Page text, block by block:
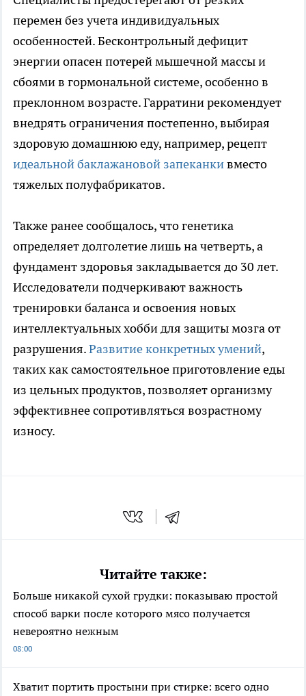
перемен без учета индивидуальных
особенностей. Бесконтрольный дефицит
энергии опасен потерей мышечной массы и
сбоями в гормональной системе, особенно в
преклонном возрасте. Гарратини рекомендует
внедрять ограничения постепенно, выбирая
здоровую домашнюю еду, например, рецепт
идеальной баклажановой запеканкивместо
тяжелых полуфабрикатов.
Также ранее сообщалось, что генетика
определяет долголетие лишь на четверть, а
фундамент здоровья закладывается до 30 лет.
Исследователи подчеркивают важность
тренировки баланса и освоения новых
интеллектуальных хобби для защиты мозга от
разрушения.Развитие конкретных умений,
таких как самостоятельное приготовление еды
из цельных продуктов, позволяет организму
эффективнее сопротивляться возрастному
износу.
Читайте также:
Больше никакой сухой грудки: показываю простой
способ варки после которого мясо получается
невероятно нежным
08:00
Хватит портить простыни при стирке: всего одно